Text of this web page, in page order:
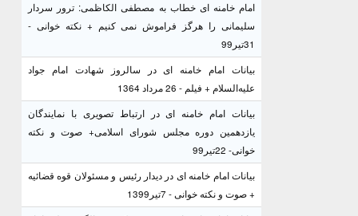
امام خامنه ای خطاب به مصطفی الکاظمی: ترور سردار
سلیمانی را هرگز فراموش نمی کنیم + نکته خوانی -
31تیر99
بیانات امام خامنه ای در سالروز شهادت امام جواد
علیه‌السلام + فیلم - 26 مرداد 1364
بیانات امام خامنه ای در ارتباط تصویری با نمایندگان
یازدهمین دوره مجلس شورای اسلامی+ صوت و نکته
خوانی- 22تیر99
بیانات امام خامنه ای در دیدار رئیس و مسئولان قوه قضائیه
+ صوت و نکته خوانی - 7تیر1399